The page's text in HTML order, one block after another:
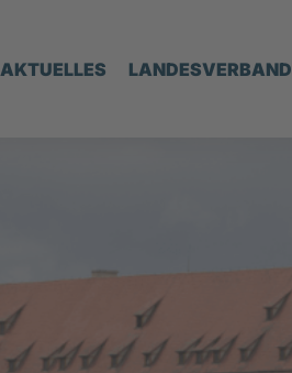
AKTUELLES LANDESVERBAND